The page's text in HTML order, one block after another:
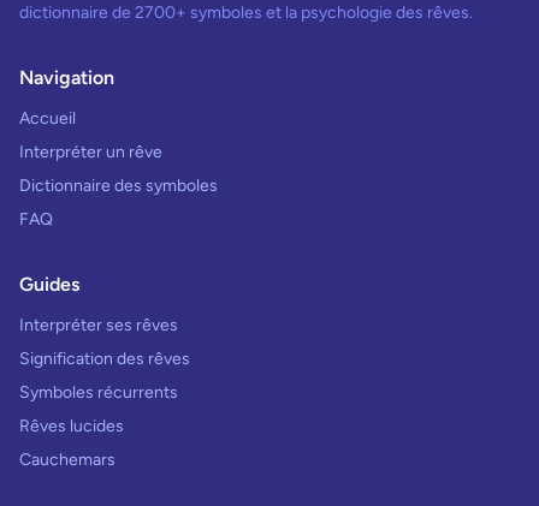
dictionnaire de 2700+ symboles et la psychologie des rêves.
Navigation
Accueil
Interpréter un rêve
Dictionnaire des symboles
FAQ
Guides
Interpréter ses rêves
Signification des rêves
Symboles récurrents
Rêves lucides
Cauchemars